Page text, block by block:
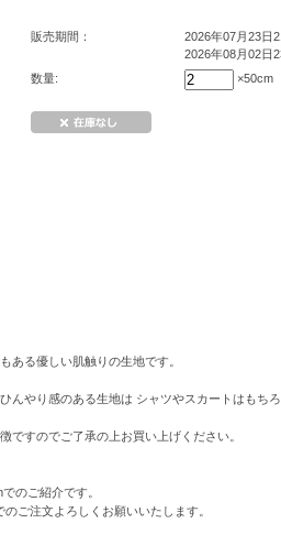
販売期間：
2026年07月23日
2026年08月02日
数量:
×50cm
ある優しい肌触りの生地です。
んやり感のある生地は シャツやスカートはもち
ですのでご了承の上お買い上げください。
のご紹介です。
ご注文よろしくお願いいたします。